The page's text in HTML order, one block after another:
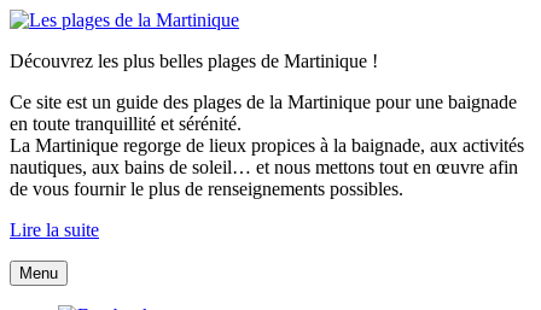
Découvrez les plus belles plages de Martinique !
Ce site est un guide des plages de la Martinique pour une baignade
en toute tranquillité et sérénité.
La Martinique regorge de lieux propices à la baignade, aux activités
nautiques, aux bains de soleil… et nous mettons tout en œuvre afin
de vous fournir le plus de renseignements possibles.
Lire la suite
Menu